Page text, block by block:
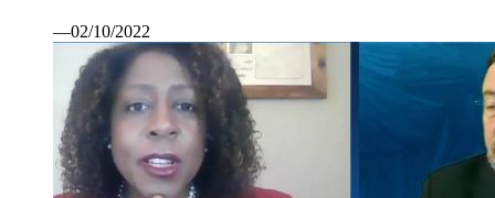
—02/10/2022